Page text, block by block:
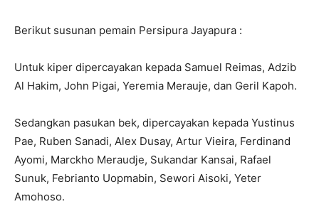
Berikut susunan pemain Persipura Jayapura :
Untuk kiper dipercayakan kepada Samuel Reimas, Adzib
Al Hakim, John Pigai, Yeremia Merauje, dan Geril Kapoh.
Sedangkan pasukan bek, dipercayakan kepada Yustinus
Pae, Ruben Sanadi, Alex Dusay, Artur Vieira, Ferdinand
Ayomi, Marckho Meraudje, Sukandar Kansai, Rafael
Sunuk, Febrianto Uopmabin, Sewori Aisoki, Yeter
Amohoso.